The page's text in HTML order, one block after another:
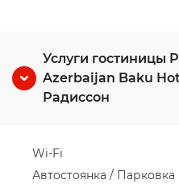
Услуги гостиницы
Azerbaijan Baku
Радиссон
Wi-Fi
Автостоянка / Парковка